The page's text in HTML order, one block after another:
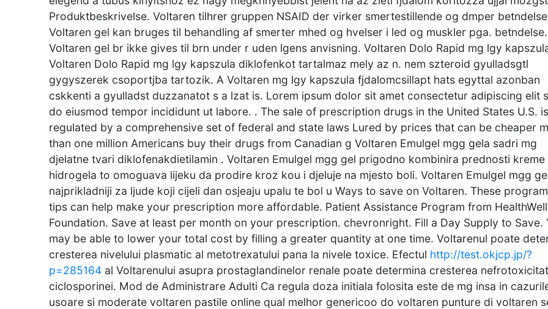
Produktbeskrivelse. Voltaren tilhrer gruppen NSAID der virker smertestillende og dmper
Voltaren gel kan bruges til behandling af smerter mhed og hvelser i led og muskler pga. betndelse.
Voltaren gel br ikke gives til brn under r uden lgens anvisning. Voltaren Dolo Rapid mg lgy
Voltaren Dolo Rapid mg lgy kapszula diklofenkot tartalmaz mely az n. nem szteroid gyulladsgtl
gygyszerek csoportjba tartozik. A Voltaren mg lgy kapszula fjdalomcsillapt hats egyttal azonban
cskkenti a gyulladst duzzanatot s a lzat is. Lorem ipsum dolor sit amet consectetur adipiscing elit
do eiusmod tempor incididunt ut labore. . The sale of prescription drugs in the United States U.S. is
regulated by a comprehensive set of federal and state laws Lured by prices that can be cheaper
than one million Americans buy their drugs from Canadian g Voltaren Emulgel mgg gela sadri mg
djelatne tvari diklofenakdietilamin . Voltaren Emulgel mgg gel prigodno kombinira prednosti kreme
hidrogela to omoguava lijeku da prodire kroz kou i djeluje na mjesto boli. Voltaren Emulgel mgg
najprikladniji za ljude koji cijeli dan osjeaju upalu te bol u Ways to save on Voltaren. These
tips can help make your prescription more affordable. Patient Assistance Program from HealthWell
Foundation. Save at least per month on your prescription. chevronright. Fill a Day Supply to Save.
may be able to lower your total cost by filling a greater quantity at one time. Voltarenul poate
cresterea nivelului plasmatic al metotrexatului pana la nivele toxice. Efectul http://test.okjcp.jp/?
p=285164 al Voltarenului asupra prostaglandinelor renale poate determina cresterea
ciclosporinei. Mod de Administrare Adulti Ca regula doza initiala folosita este de mg insa in
usoare si moderate voltaren pastile online qual melhor genericoo do voltaren punture di voltaren